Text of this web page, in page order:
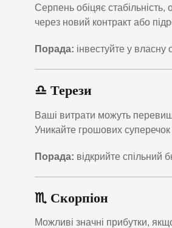
Серпень обіцяє
через новий контракт або
Порада: інвестуйте у власну
♎ Терези
Ваші витрати можуть
Уникайте грошових суперечок
Порада: відкрийте спільний
♏ Скорпіон
Можливі значні прибутки,